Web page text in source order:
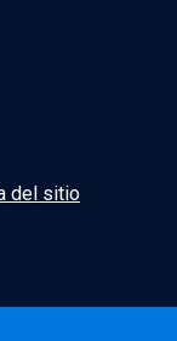
del sitio